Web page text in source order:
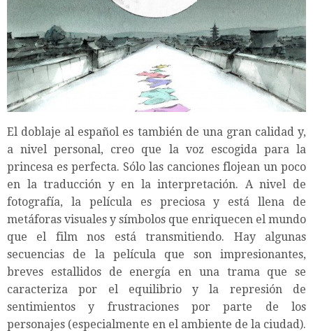
El doblaje al español es también de una gran calidad y,
a nivel personal, creo que la voz escogida para la
princesa es perfecta. Sólo las canciones flojean un poco
en la traducción y en la interpretación. A nivel de
fotografía, la película es preciosa y está llena de
metáforas visuales y símbolos que enriquecen el mundo
que el film nos está transmitiendo. Hay algunas
secuencias de la película que son impresionantes,
breves estallidos de energía en una trama que se
caracteriza por el equilibrio y la represión de
sentimientos y frustraciones por parte de los
personajes (especialmente en el ambiente de la ciudad).